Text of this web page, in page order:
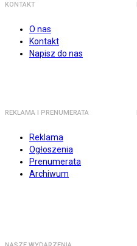
KONTAKT
O nas
Kontakt
Napisz do nas
REKLAMA I PRENUMERATA
Reklama
Ogłoszenia
Prenumerata
Archiwum